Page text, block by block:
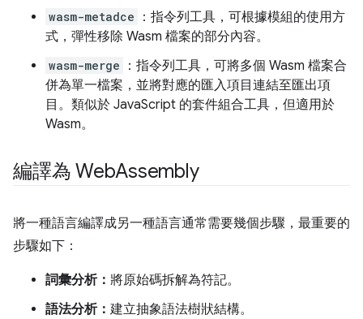
wasm-metadce
：指令列工具，可根據模組的使用方
式，彈性移除 Wasm 檔案的部分內容。
wasm-merge
：指令列工具，可將多個 Wasm 檔案合
併為單一檔案，並將對應的匯入項目連結至匯出項
目。類似於 JavaScript 的套件組合工具，但適用於
Wasm。
編譯為 WebAssembly
將一種語言編譯成另一種語言通常需要幾個步驟，最重要的
步驟如下：
詞彙分析： 將原始碼拆解為符記。
語法分析： 建立抽象語法樹狀結構。